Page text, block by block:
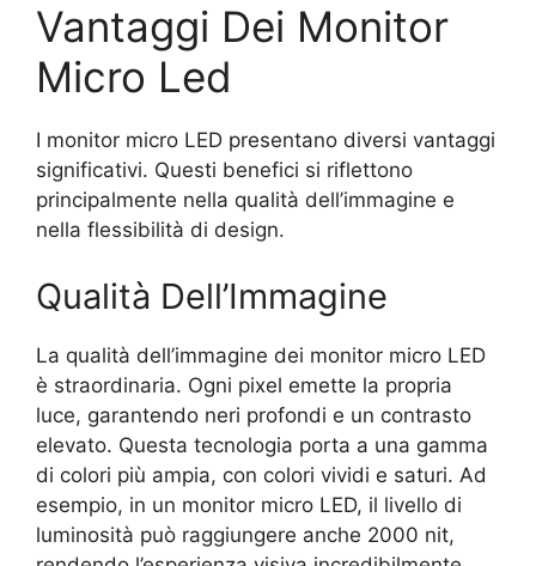
Vantaggi Dei Monitor
Micro Led
I monitor micro LED presentano diversi vantaggi
significativi. Questi benefici si riflettono
principalmente nella qualità dell’immagine e
nella flessibilità di design.
Qualità Dell’Immagine
La qualità dell’immagine dei monitor micro LED
è straordinaria. Ogni pixel emette la propria
luce, garantendo neri profondi e un contrasto
elevato. Questa tecnologia porta a una gamma
di colori più ampia, con colori vividi e saturi. Ad
esempio, in un monitor micro LED, il livello di
luminosità può raggiungere anche 2000 nit,